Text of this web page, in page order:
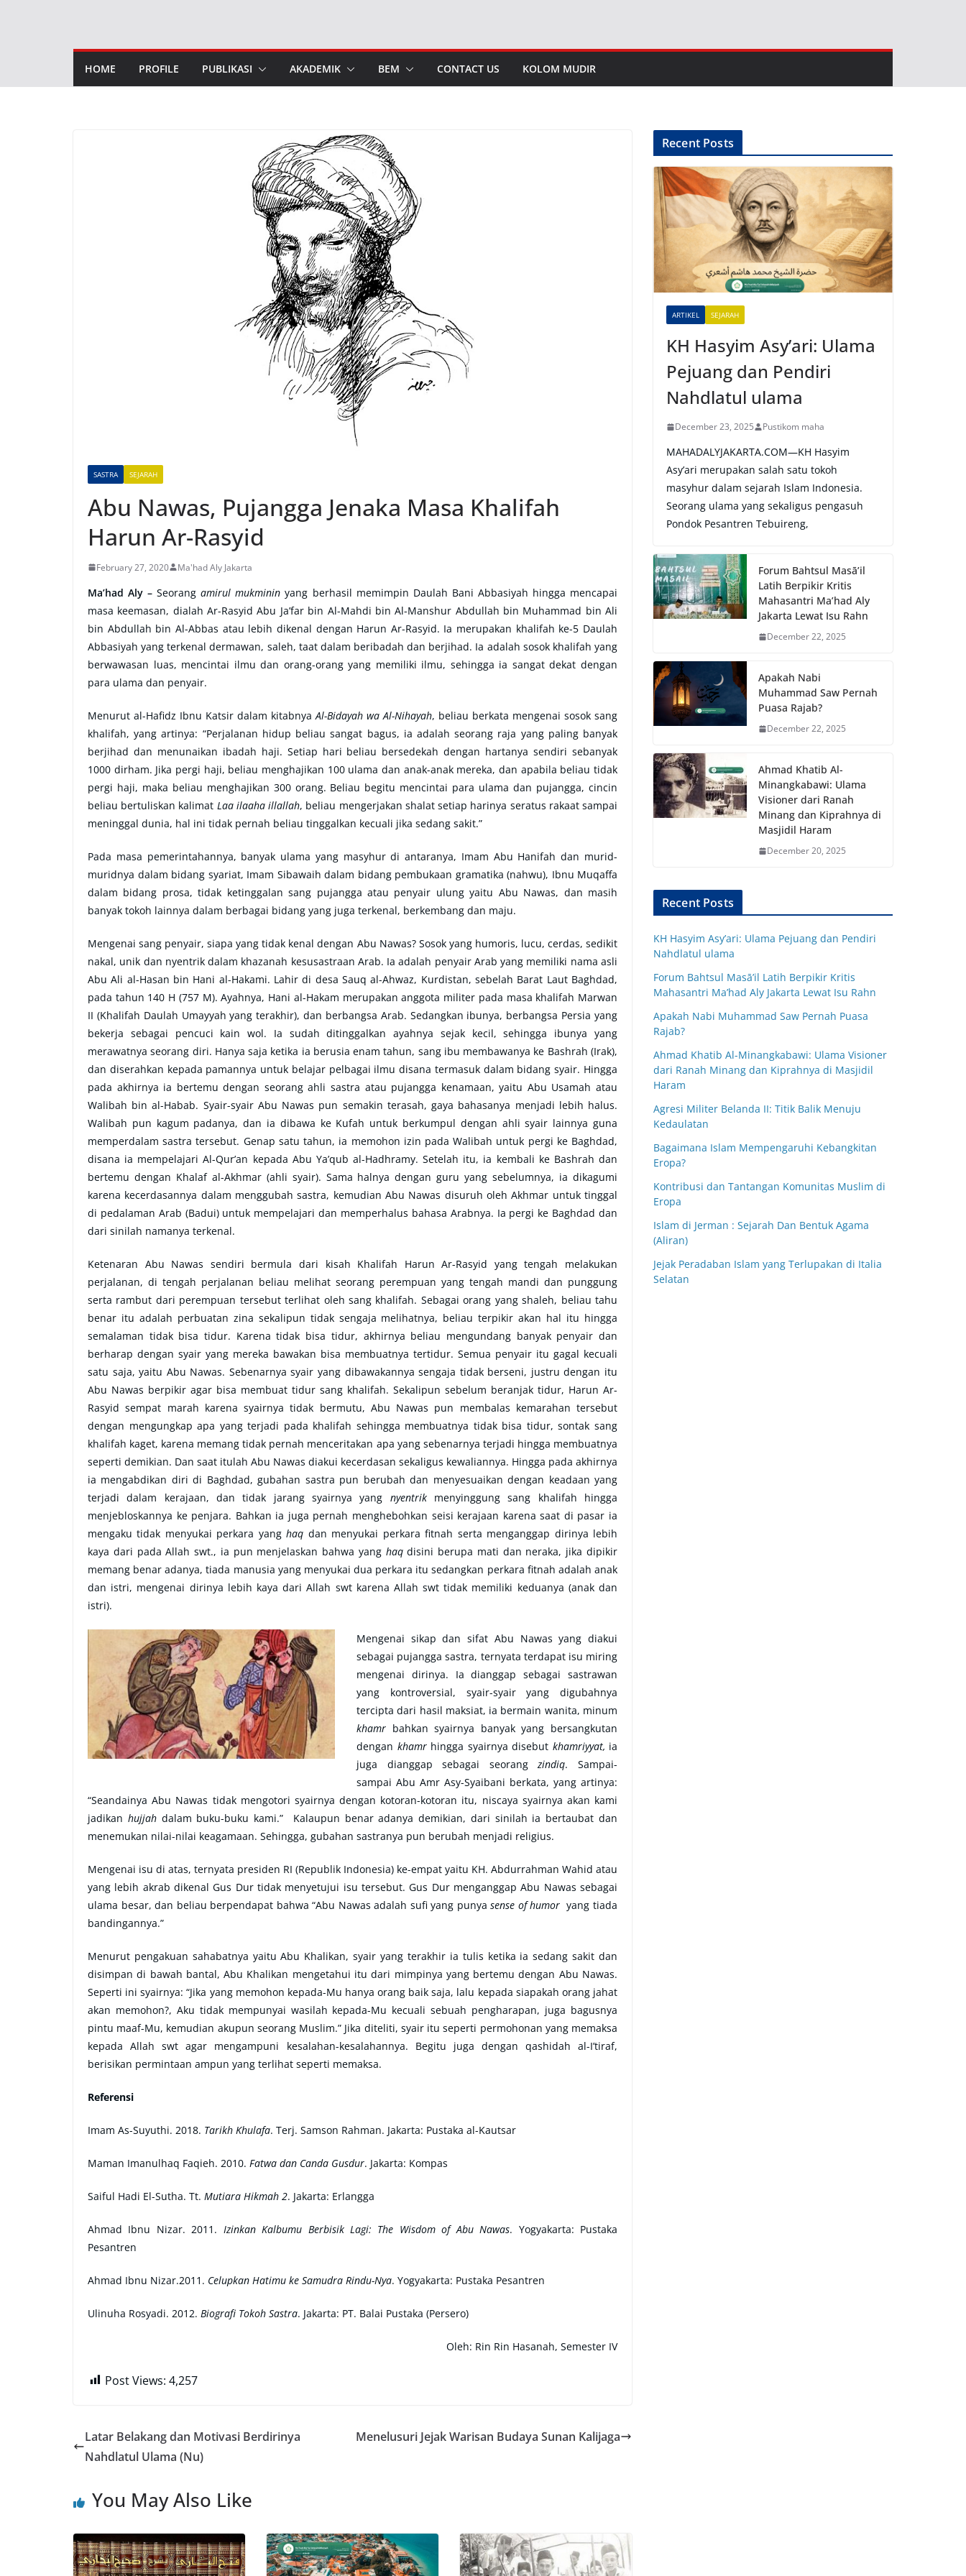
HOME PROFILE PUBLIKASI AKADEMIK BEM CONTACT US KOLOM MUDIR
SASTRA SEJARAH
Abu Nawas, Pujangga Jenaka Masa Khalifah
Harun Ar-Rasyid
February 27, 2020 Ma'had Aly Jakarta
Ma’had Aly –Seorangamirul mukminin yang berhasil memimpin Daulah Bani Abbasiyah hingga mencapai
masa keemasan, dialah Ar-Rasyid Abu Ja’far bin Al-Mahdi bin Al-Manshur Abdullah bin Muhammad bin Ali
bin Abdullah bin Al-Abbas atau lebih dikenal dengan Harun Ar-Rasyid. Ia merupakan khalifah ke-5 Daulah
Abbasiyah yang terkenal dermawan, saleh, taat dalam beribadah dan berjihad. Ia adalah sosok khalifah yang
berwawasan luas, mencintai ilmu dan orang-orang yang memiliki ilmu, sehingga ia sangat dekat dengan
para ulama dan penyair.
Menurut al-Hafidz Ibnu Katsir dalam kitabnya Al-Bidayah wa Al-Nihayah, beliau berkata mengenai sosok sang
khalifah, yang artinya: “Perjalanan hidup beliau sangat bagus, ia adalah seorang raja yang paling banyak
berjihad dan menunaikan ibadah haji. Setiap hari beliau bersedekah dengan hartanya sendiri sebanyak
1000 dirham. Jika pergi haji, beliau menghajikan 100 ulama dan anak-anak mereka, dan apabila beliau tidak
pergi haji, maka beliau menghajikan 300 orang. Beliau begitu mencintai para ulama dan pujangga, cincin
beliau bertuliskan kalimat Laa ilaaha illallah, beliau mengerjakan shalat setiap harinya seratus rakaat sampai
meninggal dunia, hal ini tidak pernah beliau tinggalkan kecuali jika sedang sakit.”
Pada masa pemerintahannya, banyak ulama yang masyhur di antaranya, Imam Abu Hanifah dan murid-
muridnya dalam bidang syariat, Imam Sibawaih dalam bidang pembukaan gramatika (nahwu), Ibnu Muqaffa
dalam bidang prosa, tidak ketinggalan sang pujangga atau penyair ulung yaitu Abu Nawas, dan masih
banyak tokoh lainnya dalam berbagai bidang yang juga terkenal, berkembang dan maju.
Mengenai sang penyair, siapa yang tidak kenal dengan Abu Nawas? Sosok yang humoris, lucu, cerdas, sedikit
nakal, unik dan nyentrik dalam khazanah kesusastraan Arab. Ia adalah penyair Arab yang memiliki nama asli
Abu Ali al-Hasan bin Hani al-Hakami. Lahir di desa Sauq al-Ahwaz, Kurdistan, sebelah Barat Laut Baghdad,
pada tahun 140 H (757 M). Ayahnya, Hani al-Hakam merupakan anggota militer pada masa khalifah Marwan
II (Khalifah Daulah Umayyah yang terakhir), dan berbangsa Arab. Sedangkan ibunya, berbangsa Persia yang
bekerja sebagai pencuci kain wol. Ia sudah ditinggalkan ayahnya sejak kecil, sehingga ibunya yang
merawatnya seorang diri. Hanya saja ketika ia berusia enam tahun, sang ibu membawanya ke Bashrah (Irak),
dan diserahkan kepada pamannya untuk belajar pelbagai ilmu disana termasuk dalam bidang syair. Hingga
pada akhirnya ia bertemu dengan seorang ahli sastra atau pujangga kenamaan, yaitu Abu Usamah atau
Walibah bin al-Habab. Syair-syair Abu Nawas pun semakin terasah, gaya bahasanya menjadi lebih halus.
Walibah pun kagum padanya, dan ia dibawa ke Kufah untuk berkumpul dengan ahli syair lainnya guna
memperdalam sastra tersebut. Genap satu tahun, ia memohon izin pada Walibah untuk pergi ke Baghdad,
disana ia mempelajari Al-Qur’an kepada Abu Ya’qub al-Hadhramy. Setelah itu, ia kembali ke Bashrah dan
bertemu dengan Khalaf al-Akhmar (ahli syair). Sama halnya dengan guru yang sebelumnya, ia dikagumi
karena kecerdasannya dalam menggubah sastra, kemudian Abu Nawas disuruh oleh Akhmar untuk tinggal
di pedalaman Arab (Badui) untuk mempelajari dan memperhalus bahasa Arabnya. Ia pergi ke Baghdad dan
dari sinilah namanya terkenal.
Ketenaran Abu Nawas sendiri bermula dari kisah Khalifah Harun Ar-Rasyid yang tengah melakukan
perjalanan, di tengah perjalanan beliau melihat seorang perempuan yang tengah mandi dan punggung
serta rambut dari perempuan tersebut terlihat oleh sang khalifah. Sebagai orang yang shaleh, beliau tahu
benar itu adalah perbuatan zina sekalipun tidak sengaja melihatnya, beliau terpikir akan hal itu hingga
semalaman tidak bisa tidur. Karena tidak bisa tidur, akhirnya beliau mengundang banyak penyair dan
berharap dengan syair yang mereka bawakan bisa membuatnya tertidur. Semua penyair itu gagal kecuali
satu saja, yaitu Abu Nawas. Sebenarnya syair yang dibawakannya sengaja tidak berseni, justru dengan itu
Abu Nawas berpikir agar bisa membuat tidur sang khalifah. Sekalipun sebelum beranjak tidur, Harun Ar-
Rasyid sempat marah karena syairnya tidak bermutu, Abu Nawas pun membalas kemarahan tersebut
dengan mengungkap apa yang terjadi pada khalifah sehingga membuatnya tidak bisa tidur, sontak sang
khalifah kaget, karena memang tidak pernah menceritakan apa yang sebenarnya terjadi hingga membuatnya
seperti demikian. Dan saat itulah Abu Nawas diakui kecerdasan sekaligus kewaliannya. Hingga pada akhirnya
ia mengabdikan diri di Baghdad, gubahan sastra pun berubah dan menyesuaikan dengan keadaan yang
terjadi dalam kerajaan, dan tidak jarang syairnya yang nyentrik menyinggung sang khalifah hingga
menjebloskannya ke penjara. Bahkan ia juga pernah menghebohkan seisi kerajaan karena saat di pasar ia
mengaku tidak menyukai perkara yanghaq dan menyukai perkara fitnah serta menganggap dirinya lebih
kaya dari pada Allah swt., ia pun menjelaskan bahwa yang haqdisini berupa mati dan neraka, jika dipikir
memang benar adanya, tiada manusia yang menyukai dua perkara itu sedangkan perkara fitnah adalah anak
dan istri, mengenai dirinya lebih kaya dari Allah swt karena Allah swt tidak memiliki keduanya (anak dan
istri).
Mengenai sikap dan sifat Abu Nawas yang diakui
sebagai pujangga sastra, ternyata terdapat isu miring
mengenai dirinya. Ia dianggap sebagai sastrawan
yang kontroversial, syair-syair yang digubahnya
tercipta dari hasil maksiat, ia bermain wanita, minum
khamr bahkan syairnya banyak yang bersangkutan
dengan khamrhingga syairnya disebut khamriyyat, ia
juga dianggap sebagai seorangzindiq. Sampai-
sampai Abu Amr Asy-Syaibani berkata, yang artinya:
“Seandainya Abu Nawas tidak mengotori syairnya dengan kotoran-kotoran itu, niscaya syairnya akan kami
jadikan hujjah dalam buku-buku kami.” Kalaupun benar adanya demikian, dari sinilah ia bertaubat dan
menemukan nilai-nilai keagamaan. Sehingga, gubahan sastranya pun berubah menjadi religius.
Mengenai isu di atas, ternyata presiden RI (Republik Indonesia) ke-empat yaitu KH. Abdurrahman Wahid atau
yang lebih akrab dikenal Gus Dur tidak menyetujui isu tersebut. Gus Dur menganggap Abu Nawas sebagai
ulama besar, dan beliau berpendapat bahwa “Abu Nawas adalah sufi yang punyasense of humor yang tiada
bandingannya.”
Menurut pengakuan sahabatnya yaitu Abu Khalikan, syair yang terakhir ia tulis ketika ia sedang sakit dan
disimpan di bawah bantal, Abu Khalikan mengetahui itu dari mimpinya yang bertemu dengan Abu Nawas.
Seperti ini syairnya: “Jika yang memohon kepada-Mu hanya orang baik saja, lalu kepada siapakah orang jahat
akan memohon?, Aku tidak mempunyai wasilah kepada-Mu kecuali sebuah pengharapan, juga bagusnya
pintu maaf-Mu, kemudian akupun seorang Muslim.” Jika diteliti, syair itu seperti permohonan yang memaksa
kepada Allah swt agar mengampuni kesalahan-kesalahannya. Begitu juga dengan qashidah al-I’tiraf,
berisikan permintaan ampun yang terlihat seperti memaksa.
Referensi
Imam As-Suyuthi. 2018. Tarikh Khulafa. Terj. Samson Rahman. Jakarta: Pustaka al-Kautsar
Maman Imanulhaq Faqieh. 2010. Fatwa dan Canda Gusdur. Jakarta: Kompas
Saiful Hadi El-Sutha. Tt. Mutiara Hikmah 2. Jakarta: Erlangga
Ahmad Ibnu Nizar. 2011. Izinkan Kalbumu Berbisik Lagi: The Wisdom of Abu Nawas. Yogyakarta: Pustaka
Pesantren
Ahmad Ibnu Nizar.2011. Celupkan Hatimu ke Samudra Rindu-Nya. Yogyakarta: Pustaka Pesantren
Ulinuha Rosyadi. 2012. Biografi Tokoh Sastra. Jakarta: PT. Balai Pustaka (Persero)
Oleh: Rin Rin Hasanah, Semester IV
Post Views: 4,257
Latar Belakang dan Motivasi Berdirinya
Nahdlatul Ulama (Nu)
Menelusuri Jejak Warisan Budaya Sunan Kalijaga
You May Also Like
Recent Posts
ARTIKEL SEJARAH
KH Hasyim Asy’ari: Ulama
Pejuang dan Pendiri
Nahdlatul ulama
December 23, 2025 Pustikom maha
MAHADALYJAKARTA.COM—KH Hasyim
Asy’ari merupakan salah satu tokoh
masyhur dalam sejarah Islam Indonesia.
Seorang ulama yang sekaligus pengasuh
Pondok Pesantren Tebuireng,
Forum Bahtsul Masā’il
Latih Berpikir Kritis
Mahasantri Ma’had Aly
Jakarta Lewat Isu Rahn
December 22, 2025
Apakah Nabi
Muhammad Saw Pernah
Puasa Rajab?
December 22, 2025
Ahmad Khatib Al-
Minangkabawi: Ulama
Visioner dari Ranah
Minang dan Kiprahnya di
Masjidil Haram
December 20, 2025
Recent Posts
KH Hasyim Asy’ari: Ulama Pejuang dan Pendiri
Nahdlatul ulama
Forum Bahtsul Masā’il Latih Berpikir Kritis
Mahasantri Ma’had Aly Jakarta Lewat Isu Rahn
Apakah Nabi Muhammad Saw Pernah Puasa
Rajab?
Ahmad Khatib Al-Minangkabawi: Ulama Visioner
dari Ranah Minang dan Kiprahnya di Masjidil
Haram
Agresi Militer Belanda II: Titik Balik Menuju
Kedaulatan
Bagaimana Islam Mempengaruhi Kebangkitan
Eropa?
Kontribusi dan Tantangan Komunitas Muslim di
Eropa
Islam di Jerman : Sejarah Dan Bentuk Agama
(Aliran)
Jejak Peradaban Islam yang Terlupakan di Italia
Selatan